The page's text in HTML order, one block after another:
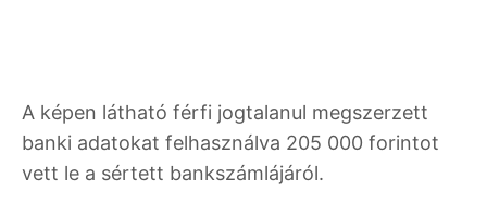
A képen látható férfi jogtalanul megszerzett
banki adatokat felhasználva 205 000 forintot
vett le a sértett bankszámlájáról.